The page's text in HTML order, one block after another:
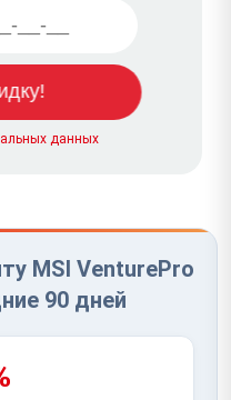
данных
MSI VenturePro
90 дней